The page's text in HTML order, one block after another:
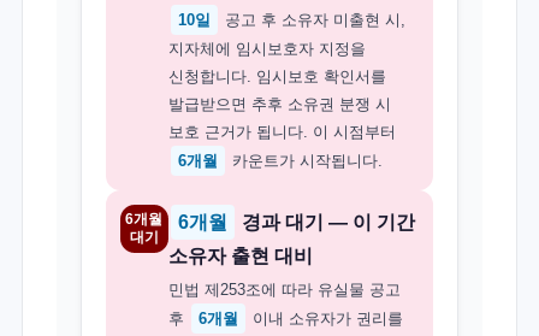
10일
공고 후 소유자 미출현 시,
지자체에 임시보호자 지정을
신청합니다. 임시보호 확인서를
발급받으면 추후 소유권 분쟁 시
보호 근거가 됩니다. 이 시점부터
6개월
카운트가 시작됩니다.
6개월
대기
6개월
경과 대기 — 이 기간
소유자 출현 대비
민법 제253조에 따라 유실물 공고
후
6개월
이내 소유자가 권리를